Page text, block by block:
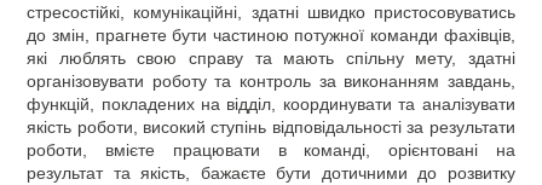
стресостійкі, комунікаційні, здатні швидко пристосовуватись
до змін, прагнете бути частиною потужної команди фахівців,
які люблять свою справу та мають спільну мету, здатні
організовувати роботу та контроль за виконанням завдань,
функцій, покладених на відділ, координувати та аналізувати
якість роботи, високий ступінь відповідальності за результати
роботи, вмієте працювати в команді, орієнтовані на
результат та якість, бажаєте бути дотичними до розвитку